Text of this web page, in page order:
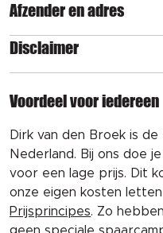
Afzender en adres
Disclaimer
Voordeel voor iedereen
Dirk van den Broek is
Nederland. Bij ons doe
voor een lage prijs. Dit
onze eigen kosten
Prijsprincipes. Zo